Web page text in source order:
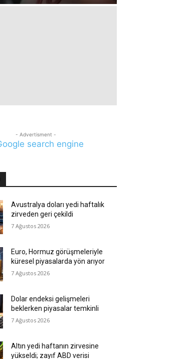
- Advertisment -
Avustralya doları yedi haftalık
zirveden geri çekildi
7 Ağustos 2026
Euro, Hormuz görüşmeleriyle
küresel piyasalarda yön arıyor
7 Ağustos 2026
Dolar endeksi gelişmeleri
beklerken piyasalar temkinli
7 Ağustos 2026
Altın yedi haftanın zirvesine
yükseldi; zayıf ABD verisi